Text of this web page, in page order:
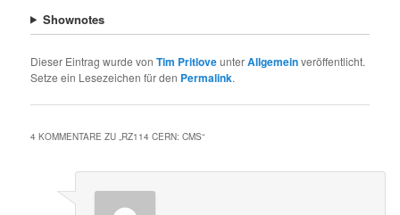
Shownotes
Dieser Eintrag wurde vonTim PritloveunterAllgemeinveröffentlicht.
Setze ein Lesezeichen für den Permalink.
4 KOMMENTARE ZU „ RZ114 CERN: CMS“